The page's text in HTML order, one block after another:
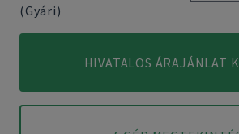
(Gyári)
HIVATALOS ÁRAJÁNLAT